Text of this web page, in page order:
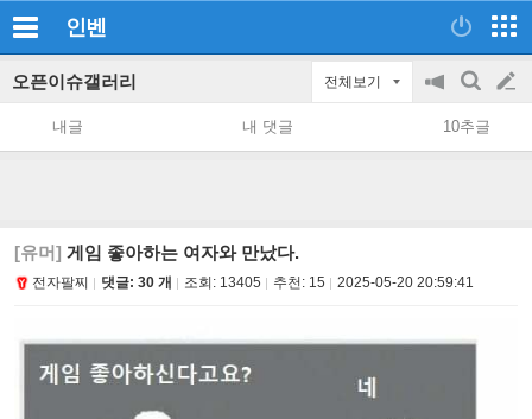
인벤
오픈이슈갤러리 전체보기
공
지
on/off
검
색
글
쓰
내글 내 댓글 10추글
[유머] 게임 좋아하는 여자와 만났다.
전자팔찌 댓글: 30 개 조회: 13405 추천: 15 2025-05-20 20:59:41